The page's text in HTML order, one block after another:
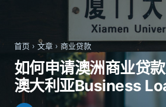
首页 › 文章 › 商业贷款
如何申请澳洲商业贷款
澳大利亚Business